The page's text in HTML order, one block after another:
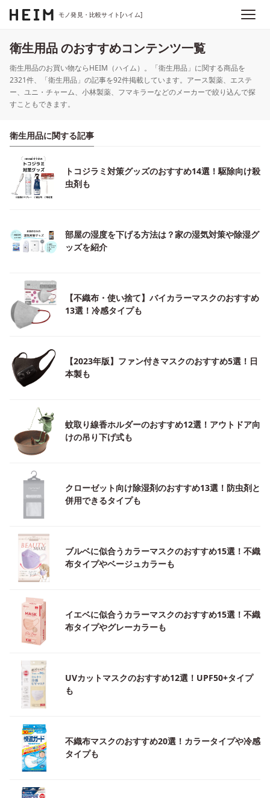
モノ発見・比較サイト[ハイム]
衛生用品 のおすすめコンテンツ一覧
衛生用品のお買い物ならHEIM（ハイム）。「衛生用品」に関する商品を
2321件、「衛生用品」の記事を92件掲載しています。アース製薬、エステ
ー、ユニ・チャーム、小林製薬、フマキラーなどのメーカーで絞り込んで探
すこともできます。
衛生用品に関する記事
トコジラミ対策グッズのおすすめ14選！駆除向け殺
虫剤も
部屋の湿度を下げる方法は？家の湿気対策や除湿グ
ッズを紹介
【不織布・使い捨て】バイカラーマスクのおすすめ
13選！冷感タイプも
【2023年版】ファン付きマスクのおすすめ5選！日
本製も
蚊取り線香ホルダーのおすすめ12選！アウトドア向
けの吊り下げ式も
クローゼット向け除湿剤のおすすめ13選！防虫剤と
併用できるタイプも
ブルベに似合うカラーマスクのおすすめ15選！不織
布タイプやベージュカラーも
イエベに似合うカラーマスクのおすすめ15選！不織
布タイプやグレーカラーも
UVカットマスクのおすすめ12選！UPF50+タイプ
も
不織布マスクのおすすめ20選！カラータイプや冷感
タイプも